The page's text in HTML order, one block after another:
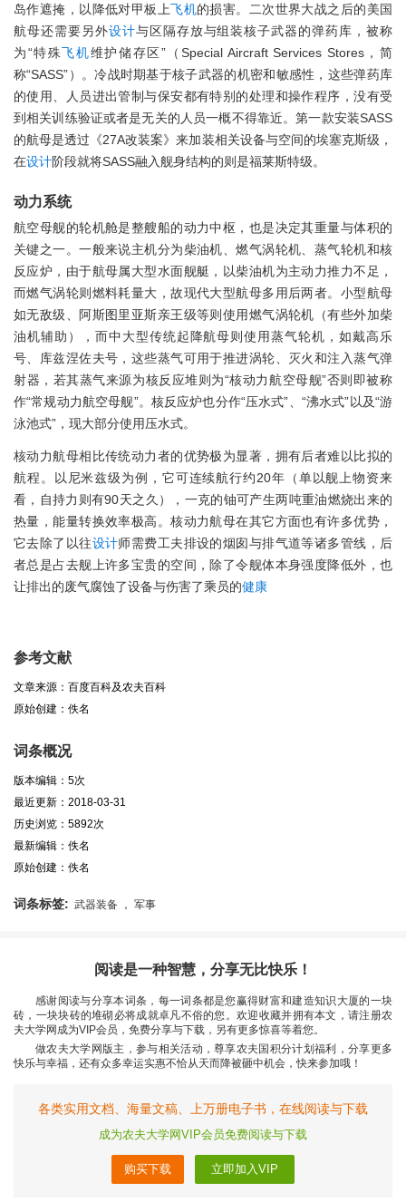
岛作遮掩，以降低对甲板上飞机的损害。二次世界大战之后的美国
航母还需要另外设计与区隔存放与组装核子武器的弹药库，被称
为“特殊飞机维护储存区”（Special Aircraft Services Stores，简
称“SASS”）。冷战时期基于核子武器的机密和敏感性，这些弹药库
的使用、人员进出管制与保安都有特别的处理和操作程序，没有受
到相关训练验证或者是无关的人员一概不得靠近。第一款安装SASS
的航母是透过《27A改装案》来加装相关设备与空间的埃塞克斯级，
在设计阶段就将SASS融入舰身结构的则是福莱斯特级。
动力系统
航空母舰的轮机舱是整艘船的动力中枢，也是决定其重量与体积的
关键之一。一般来说主机分为柴油机、燃气涡轮机、蒸气轮机和核
反应炉，由于航母属大型水面舰艇，以柴油机为主动力推力不足，
而燃气涡轮则燃料耗量大，故现代大型航母多用后两者。小型航母
如无敌级、阿斯图里亚斯亲王级等则使用燃气涡轮机（有些外加柴
油机辅助），而中大型传统起降航母则使用蒸气轮机，如戴高乐
号、库兹涅佐夫号，这些蒸气可用于推进涡轮、灭火和注入蒸气弹
射器，若其蒸气来源为核反应堆则为“核动力航空母舰”否则即被称
作“常规动力航空母舰”。核反应炉也分作“压水式”、“沸水式”以及“游
泳池式”，现大部分使用压水式。
核动力航母相比传统动力者的优势极为显著，拥有后者难以比拟的
航程。以尼米兹级为例，它可连续航行约20年（单以舰上物资来
看，自持力则有90天之久），一克的铀可产生两吨重油燃烧出来的
热量，能量转换效率极高。核动力航母在其它方面也有许多优势，
它去除了以往设计师需费工夫排设的烟囱与排气道等诸多管线，后
者总是占去舰上许多宝贵的空间，除了令舰体本身强度降低外，也
让排出的废气腐蚀了设备与伤害了乘员的健康
参考文献
文章来源：百度百科及农夫百科
原始创建：佚名
词条概况
版本编辑：5次
最近更新：2018-03-31
历史浏览：5892次
最新编辑：佚名
原始创建：佚名
词条标签: 武器装备 ， 军事
阅读是一种智慧，分享无比快乐！
感谢阅读与分享本词条，每一词条都是您赢得财富和建造知识大厦的一块
砖，一块块砖的堆砌必将成就卓凡不俗的您。欢迎收藏并拥有本文，请注册农
夫大学网成为VIP会员，免费分享与下载，另有更多惊喜等着您。
做农夫大学网版主，参与相关活动，尊享农夫国积分计划福利，分享更多
快乐与幸福，还有众多幸运实惠不恰从天而降被砸中机会，快来参加哦！
各类实用文档、海量文稿、上万册电子书，在线阅读与下载
成为农夫大学网VIP会员免费阅读与下载
购买下载 立即加入VIP